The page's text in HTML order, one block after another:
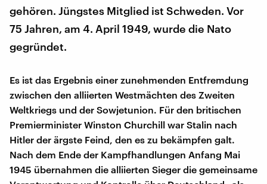
gehören. Jüngstes Mitglied ist Schweden. Vor
75 Jahren, am 4. April 1949, wurde die Nato
gegründet.
Es ist das Ergebnis einer zunehmenden Entfremdung
zwischen den alliierten Westmächten des Zweiten
Weltkriegs und der Sowjetunion. Für den britischen
Premierminister Winston Churchill war Stalin nach
Hitler der ärgste Feind, den es zu bekämpfen galt.
Nach dem Ende der Kampfhandlungen Anfang Mai
1945 übernahmen die alliierten Sieger die gemeinsame